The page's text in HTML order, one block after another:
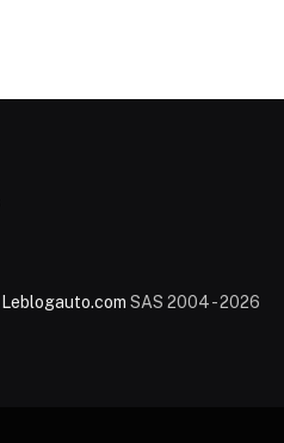
Leblogauto.com SAS 2004 - 2026